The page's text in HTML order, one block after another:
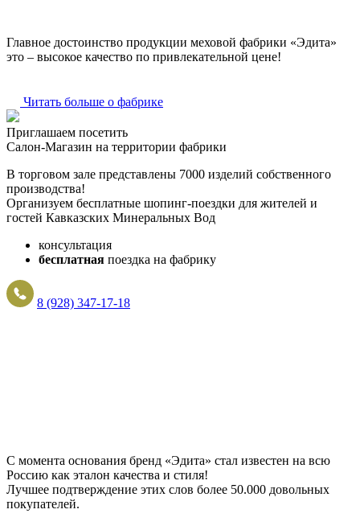
Главное достоинство продукции меховой фабрики «Эдита»
это – высокое качество по привлекательной цене!
Читать больше о фабрике
Приглашаем посетить
Салон-Магазин на территории фабрики
В торговом зале представлены 7000 изделий собственного
производства!
Организуем бесплатные шопинг-поездки для жителей и
гостей Кавказских Минеральных Вод
консультация
бесплатная поездка на фабрику
8 (928) 347-17-18
С момента основания бренд «Эдита» стал известен на всю
Россию как эталон качества и стиля!
Лучшее подтверждение этих слов более 50.000 довольных
покупателей.